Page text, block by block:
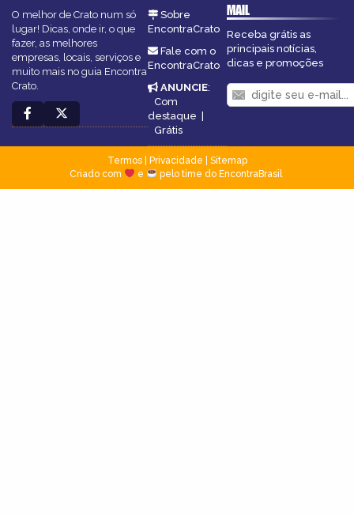
O melhor de Crato num só
lugar! Dicas, onde ir, o que
fazer, as melhores
empresas, locais, serviços e
muito mais no guia Encontra
Crato.
Sobre
EncontraCrato
Fale com o
EncontraCrato
ANUNCIE:
Com
destaque |
Grátis
MAIL
Receba grátis as
principais notícias,
dicas e promoções
Termos| Privacidade
Sitemap
Criado com
e pelo time do EncontraBrasil